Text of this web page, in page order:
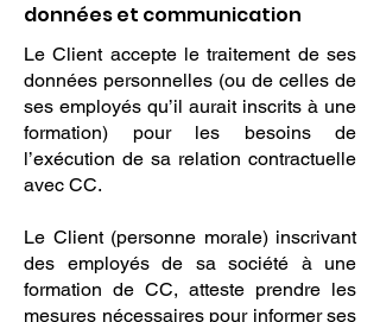
données et communication
Le Client accepte le traitement de ses
données personnelles (ou de celles de
ses employés qu’il aurait inscrits à une
formation) pour les besoins de
l’exécution de sa relation contractuelle
avec CC.
Le Client (personne morale) inscrivant
des employés de sa société à une
formation de CC, atteste prendre les
mesures nécessaires pour informer ses